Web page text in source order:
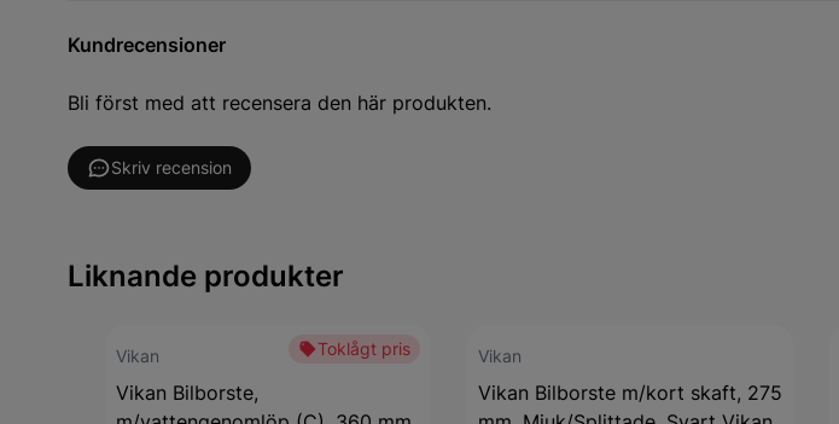
Kundrecensioner
Bli först med att recensera den här produkten.
Skriv recension
Liknande produkter
Toklågt pris
Vikan
Vikan Bilborste,
Vikan
Vikan Bilborste m/kort skaft, 275